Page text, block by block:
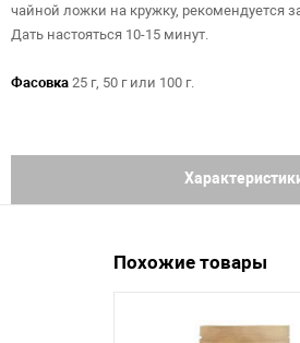
чайной ложки на кружку, рекомендуется
Дать настояться 10-15 минут.
Фасовка 25 г, 50 г или 100 г.
Похожие товары